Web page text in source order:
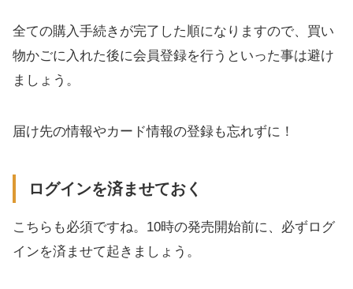
全ての購入手続きが完了した順になりますので、買い
物かごに入れた後に会員登録を行うといった事は避け
ましょう。
届け先の情報やカード情報の登録も忘れずに！
ログインを済ませておく
こちらも必須ですね。10時の発売開始前に、必ずログ
インを済ませて起きましょう。